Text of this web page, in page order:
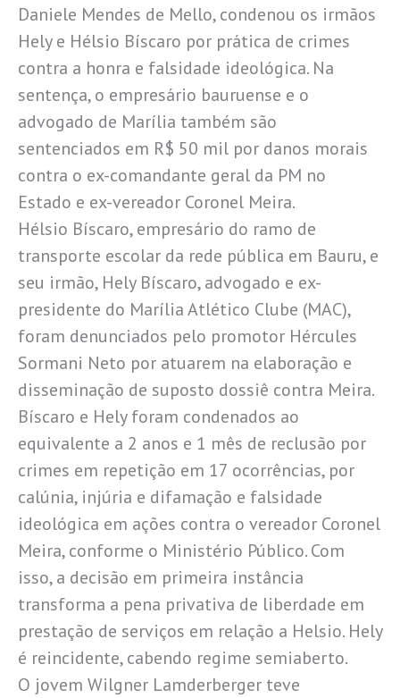
Daniele Mendes de Mello, condenou os irmãos
Hely e Hélsio Bíscaro por prática de crimes
contra a honra e falsidade ideológica. Na
sentença, o empresário bauruense e o
advogado de Marília também são
sentenciados em R$ 50 mil por danos morais
contra o ex-comandante geral da PM no
Estado e ex-vereador Coronel Meira.
Hélsio Bíscaro, empresário do ramo de
transporte escolar da rede pública em Bauru, e
seu irmão, Hely Bíscaro, advogado e ex-
presidente do Marília Atlético Clube (MAC),
foram denunciados pelo promotor Hércules
Sormani Neto por atuarem na elaboração e
disseminação de suposto dossiê contra Meira.
Bíscaro e Hely foram condenados ao
equivalente a 2 anos e 1 mês de reclusão por
crimes em repetição em 17 ocorrências, por
calúnia, injúria e difamação e falsidade
ideológica em ações contra o vereador Coronel
Meira, conforme o Ministério Público. Com
isso, a decisão em primeira instância
transforma a pena privativa de liberdade em
prestação de serviços em relação a Helsio. Hely
é reincidente, cabendo regime semiaberto.
O jovem Wilgner Lamderberger teve